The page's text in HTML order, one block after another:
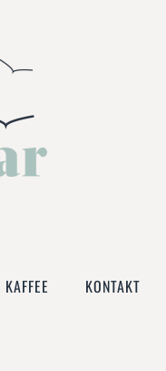
KAFFEE KONTAKT